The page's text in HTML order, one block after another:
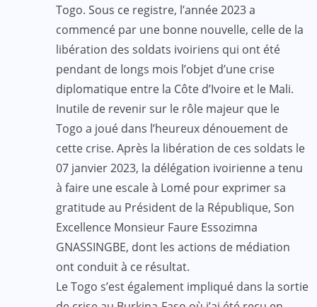
Togo. Sous ce registre, l’année 2023 a
commencé par une bonne nouvelle, celle de la
libération des soldats ivoiriens qui ont été
pendant de longs mois l’objet d’une crise
diplomatique entre la Côte d’Ivoire et le Mali.
Inutile de revenir sur le rôle majeur que le
Togo a joué dans l’heureux dénouement de
cette crise. Après la libération de ces soldats le
07 janvier 2023, la délégation ivoirienne a tenu
à faire une escale à Lomé pour exprimer sa
gratitude au Président de la République, Son
Excellence Monsieur Faure Essozimna
GNASSINGBE, dont les actions de médiation
ont conduit à ce résultat.
Le Togo s’est également impliqué dans la sortie